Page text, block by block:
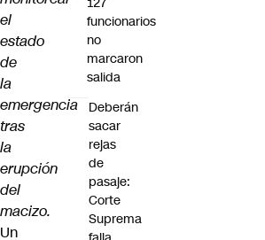
el
estado
de
la
emergencia
tras
la
erupción
del
macizo.
Un
funcionarios
no
marcaron
salida
Deberán
sacar
rejas
de
pasaje:
Corte
Suprema